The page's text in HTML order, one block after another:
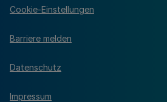
Cookie-Einstellungen
Barriere melden
Datenschutz
Impressum